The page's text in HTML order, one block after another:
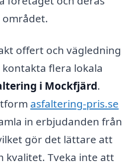
offert och vägledning
flera lokala
i Mockfjärd.
asfaltering-pris.se
in erbjudanden från
gör det lättare att
kvalitet. Tveka inte att